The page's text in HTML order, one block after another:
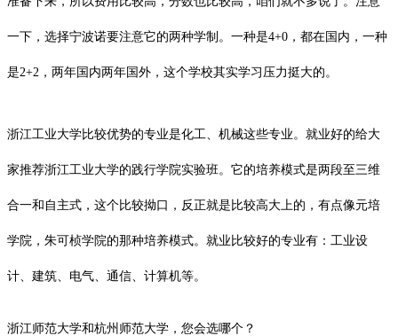
一下，选择宁波诺要注意它的两种学制。一种是4+0，都在国内，一种
是2+2，两年国内两年国外，这个学校其实学习压力挺大的。
浙江工业大学比较优势的专业是化工、机械这些专业。就业好的给大
家推荐浙江工业大学的践行学院实验班。它的培养模式是两段至三维
合一和自主式，这个比较拗口，反正就是比较高大上的，有点像元培
学院， 朱可桢学院的那种培养模式。就业比较好的专业有：工业设
计、建筑、电气、通信、计算机等。
浙江师范大学和杭州师范大学，您会选哪个？